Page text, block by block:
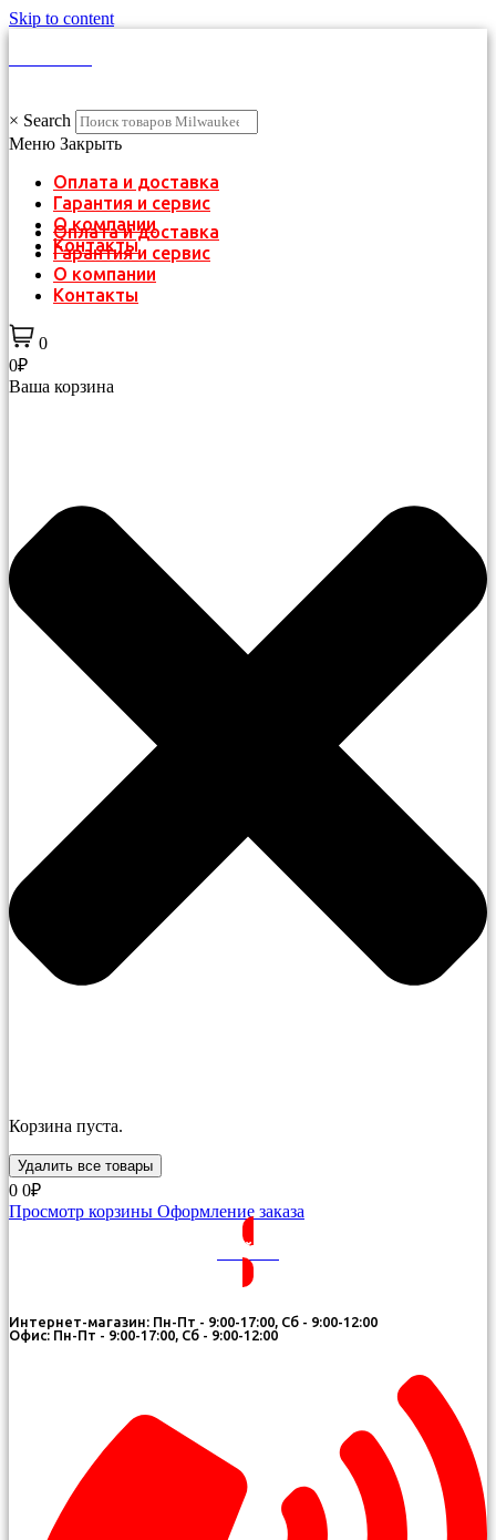
Skip to content
× Search
Меню Закрыть
Оплата и доставка
Гарантия и сервис
О компании
Контакты
Оплата и доставка
Гарантия и сервис
О компании
Контакты
0
0₽
Ваша корзина
Корзина пуста.
Удалить все товары
0 0₽
Просмотр корзины Оформление заказа
ВОЙТИ
Интернет-магазин: Пн-Пт - 9:00-17:00, Сб - 9:00-12:00
Офис: Пн-Пт - 9:00-17:00, Сб - 9:00-12:00